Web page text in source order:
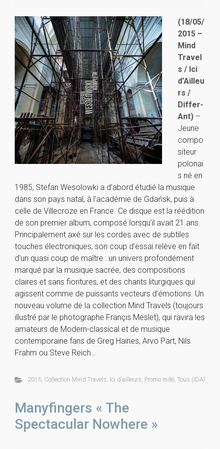
(18/05/
2015 –
Mind
Travel
s / Ici
d’Ailleu
rs /
Differ-
Ant) –
Jeune
compo
siteur
polonai
s né en
1985, Stefan Wesolowki a d’abord étudié la musique
dans son pays natal, à l’académie de Gdańsk, puis à
celle de Villecroze en France. Ce disque est la réédition
de son premier album, composé lorsqu’il avait 21 ans.
Principalement axé sur les cordes avec de subtiles
touches électroniques, son coup d’essai relève en fait
d’un quasi coup de maître : un univers profondément
marqué par la musique sacrée, des compositions
claires et sans fioritures, et des chants liturgiques qui
agissent comme de puissants vecteurs d’émotions. Un
nouveau volume de la collection Mind Travels (toujours
illustré par le photographe Françis Meslet), qui ravira les
amateurs de Modern-classical et de musique
contemporaine fans de Greg Haines, Arvo Pärt, Nils
Frahm ou Steve Reich…
2015, Collection Mind Travels, Ici d'ailleurs, Promo indé, Tous (IDA)
Manyfingers « The
Spectacular Nowhere »